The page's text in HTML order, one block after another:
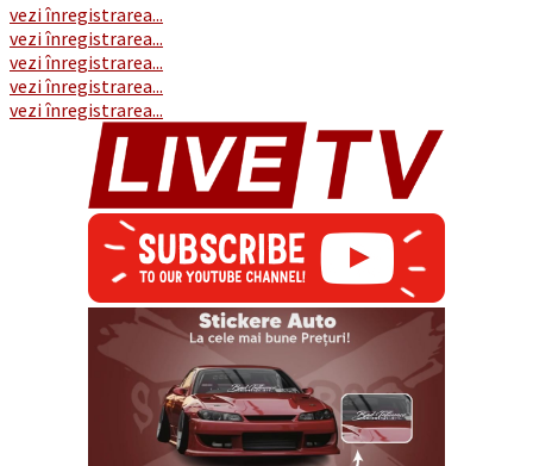
vezi înregistrarea...
vezi înregistrarea...
vezi înregistrarea...
vezi înregistrarea...
vezi înregistrarea...